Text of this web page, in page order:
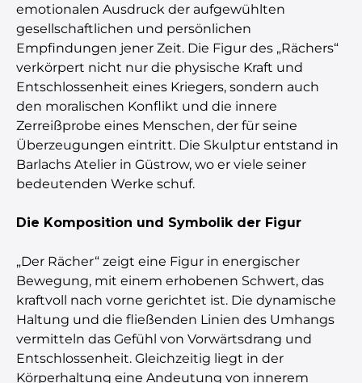
emotionalen Ausdruck der aufgewühlten
gesellschaftlichen und persönlichen
Empfindungen jener Zeit. Die Figur des „Rächers“
verkörpert nicht nur die physische Kraft und
Entschlossenheit eines Kriegers, sondern auch
den moralischen Konflikt und die innere
Zerreißprobe eines Menschen, der für seine
Überzeugungen eintritt. Die Skulptur entstand in
Barlachs Atelier in Güstrow, wo er viele seiner
bedeutenden Werke schuf.
Die Komposition und Symbolik der Figur
„Der Rächer“ zeigt eine Figur in energischer
Bewegung, mit einem erhobenen Schwert, das
kraftvoll nach vorne gerichtet ist. Die dynamische
Haltung und die fließenden Linien des Umhangs
vermitteln das Gefühl von Vorwärtsdrang und
Entschlossenheit. Gleichzeitig liegt in der
Körperhaltung eine Andeutung von innerem